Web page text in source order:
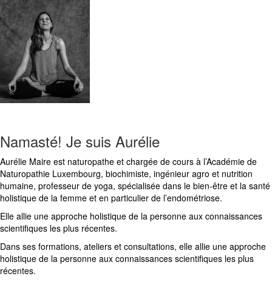
Namasté! Je suis Aurélie
Aurélie Maire est naturopathe et chargée de cours à l’Académie de
Naturopathie Luxembourg, biochimiste, ingénieur agro et nutrition
humaine, professeur de yoga, spécialisée dans le bien-être et la santé
holistique de la femme et en particulier de l’endométriose.
Elle allie une approche holistique de la personne aux connaissances
scientifiques les plus récentes.
Dans ses formations, ateliers et consultations, elle allie une approche
holistique de la personne aux connaissances scientifiques les plus
récentes.